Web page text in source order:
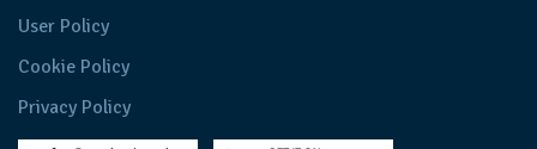
User Policy
Cookie Policy
Privacy Policy